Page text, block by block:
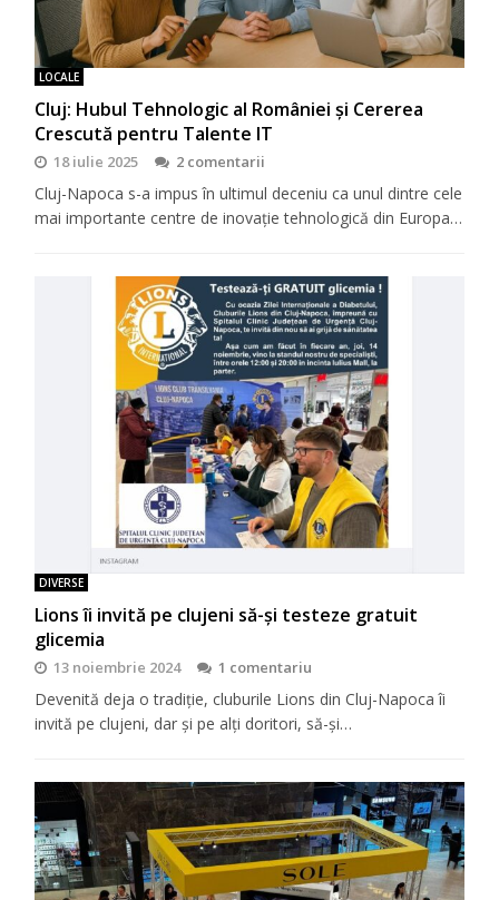
LOCALE
Cluj: Hubul Tehnologic al României și Cererea
Crescută pentru Talente IT
18 iulie 2025 2 comentarii
Cluj-Napoca s-a impus în ultimul deceniu ca unul dintre cele
mai importante centre de inovație tehnologică din Europa…
DIVERSE
Lions îi invită pe clujeni să-şi testeze gratuit
glicemia
13 noiembrie 2024 1 comentariu
Devenită deja o tradiţie, cluburile Lions din Cluj-Napoca îi
invită pe clujeni, dar şi pe alţi doritori, să-şi…